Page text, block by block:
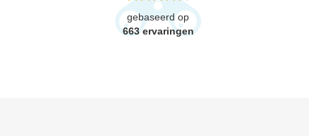
gebaseerd op
663 ervaringen